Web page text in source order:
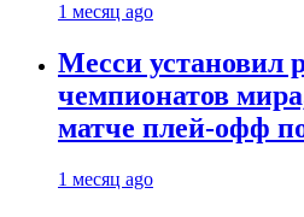
1 месяц ago
Месси установил
чемпионатов
матче плей‑офф
1 месяц ago